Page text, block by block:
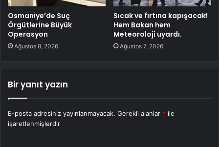
Osmaniye’de Suç
Örgütlerine Büyük
Operasyon
Ağustos 8, 2026
Sıcak ve fırtına kapışacak!
Hem Bakan hem
Meteoroloji uyardı.
Ağustos 7, 2026
Bir yanıt yazın
E-posta adresiniz yayınlanmayacak. Gerekli alanlar * ile
işaretlenmişlerdir